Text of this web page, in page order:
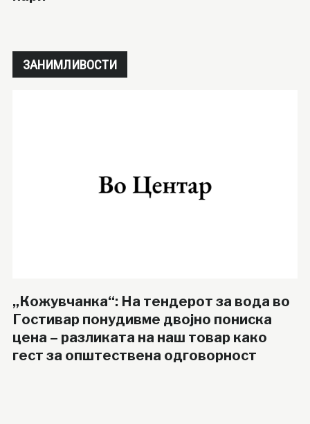
ЗАНИМЛИВОСТИ
„Кожувчанка“: На тендерот за вода во
Гостивар понудивме двојно пониска
цена – разликата на наш товар како
гест за општествена одговорност